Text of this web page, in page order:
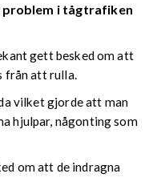
i tågtrafiken
gett besked om att
från att rulla.
vilket gjorde att man
hjulpar, någonting som
om att de indragna